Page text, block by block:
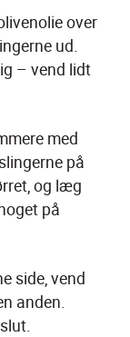
over
ud.
– vend lidt
med
på
og læg
på
side, vend
anden.